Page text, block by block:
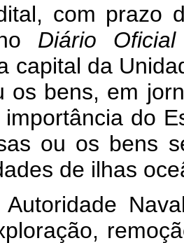
com prazo
Diário
capital da
os bens, em
do
ou os bens
de ilhas